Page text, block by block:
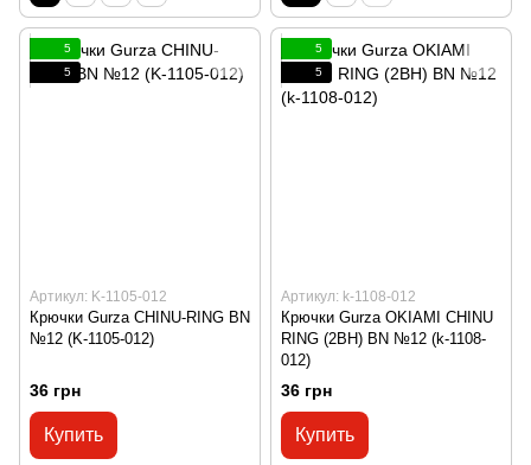
5
5
Артикул: K-1105-012
Крючки Gurza CHINU-RING BN
№12 (K-1105-012)
36 грн
Купить
5
5
Артикул: k-1108-012
Крючки Gurza OKIAMI CHINU
RING (2BH) BN №12 (k-1108-
012)
36 грн
Купить